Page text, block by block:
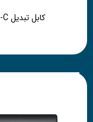
کابل تبدیل USB-C به لایتنینگ اپل به طول 1 متر